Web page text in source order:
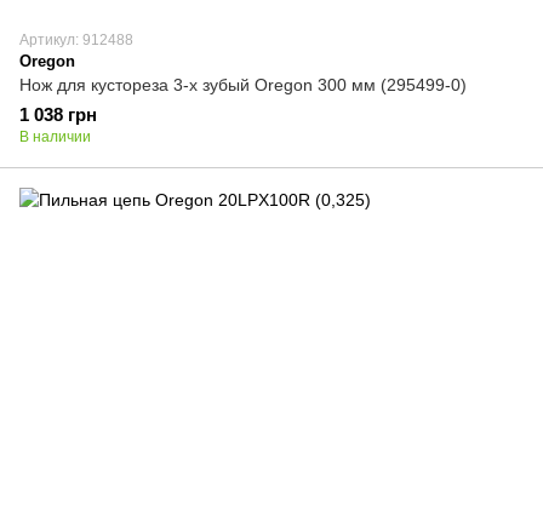
Артикул: 912488
Oregon
Нож для кустореза 3-х зубый Oregon 300 мм (295499-0)
1 038 грн
В наличии